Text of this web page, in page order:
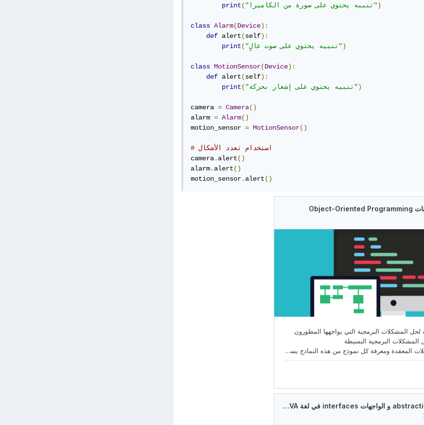
print( "تنبيه يحتوي على صورة من الكاميرا")
class Alarm(Device):
def alert(self):
print( "تنبيه يحتوي على صوت عالٍ")
class MotionSensor(Device):
def alert(self):
print( "تنبيه يحتوي على إشعار بحركة")
camera = Camera()
alarm = Alarm()
motion_sensor = MotionSensor()
# استخدام تعدد الأشكال
camera. alert()
alarm. alert()
motion_sensor. alert()